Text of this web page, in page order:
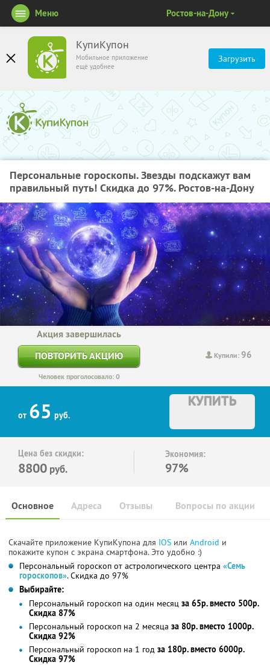
КупиКупон
Мобильное приложение
ещё удобнее
Загрузить
Меню Ростов-на-Дону
Персональные гороскопы. Звезды подскажут вам
правильный путь! Скидка до 97%. Ростов-на-Дону
Купили:96
Акция завершилась
ПОВТОРИТЬ АКЦИЮ
Человек проголосовало: 0
от 65 руб.
КУПИТЬ
Цена без скидки:
8800 руб.
Экономия:
97%
Основное Отзывы Вопросы по акции
Адреса
Скачайте приложение КупиКупона для IOS или Android и
покажите купон с экрана смартфона. Это удобно :)
Персональный гороскоп от астрологического центра «Семь
гороскопов». Скидка до 97%
Выбирайте:
Персональный гороскоп на один месяц за 65р. вместо 500р.
Скидка 87%
Персональный гороскоп на 2 месяца за 80р. вместо 1000р.
Скидка 92%
Персональный гороскоп на 1 год за 180р. вместо 6000р.
Скидка 97%